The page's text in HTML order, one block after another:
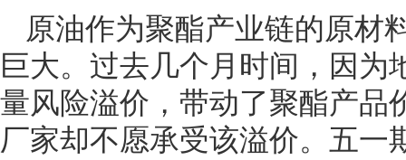
原油作为聚酯产业链的原材
巨大。过去几个月时间，因为
量风险溢价，带动了聚酯产品
厂家却不愿承受该溢价。五一